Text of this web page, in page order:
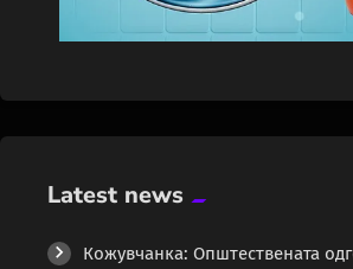
Latest news
Кожувчанка: Општествената